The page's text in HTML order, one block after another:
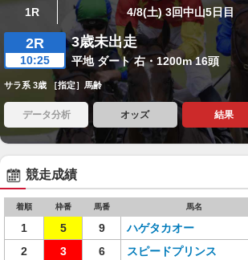
1R 4/8(土) 3回中山5日目
2R
10:25
3歳未出走
平地 ダート 右・1200m 16頭
サラ系 3歳 ［指定］馬齢
データ分析 オッズ 結果
競走成績
着順 枠番 馬番 馬名
1 5 9 ハゲタカオー
2
3 6 スピードプリンス